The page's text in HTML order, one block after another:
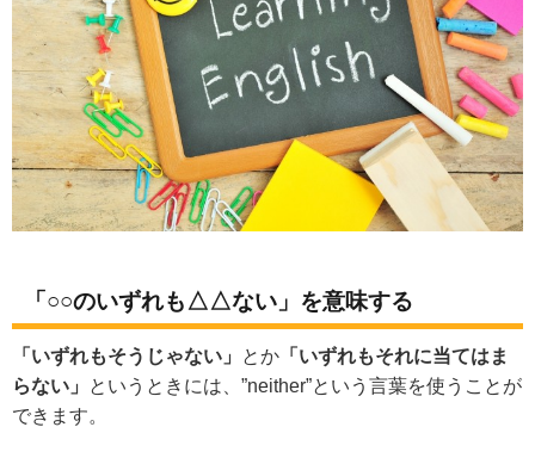
「○○のいずれも△△ない」を意味する
「いずれもそうじゃない」 とか 「いずれもそれに当てはま
らない」
というときには、”neither”という言葉を使うことが
できます。